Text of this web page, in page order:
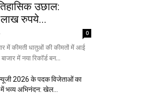
उछाल:
रुपये...
0
में कीमती धातुओं की कीमतों में आई
में नया रिकॉर्ड बन...
2026 के पदक विजेताओं का
में भव्य अभिनंदन: खेल...